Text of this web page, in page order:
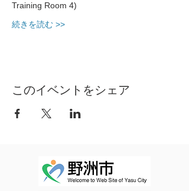
Training Room 4)
続きを読む >>
このイベントをシェア